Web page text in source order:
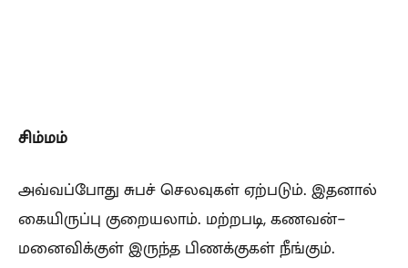
சிம்மம்
அவ்வப்போது சுபச் செலவுகள் ஏற்படும். இதனால்
கையிருப்பு குறையலாம். மற்றபடி, கணவன்-
மனைவிக்குள் இருந்த பிணக்குகள் நீங்கும்.